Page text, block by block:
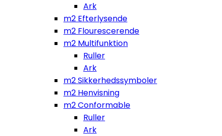
Ark
m2 Efterlysende
m2 Flourescerende
m2 Multifunktion
Ruller
Ark
m2 Sikkerhedssymboler
m2 Henvisning
m2 Conformable
Ruller
Ark